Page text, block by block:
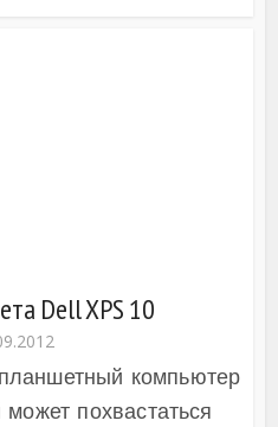
Dell XPS 10
компьютер
похвастаться